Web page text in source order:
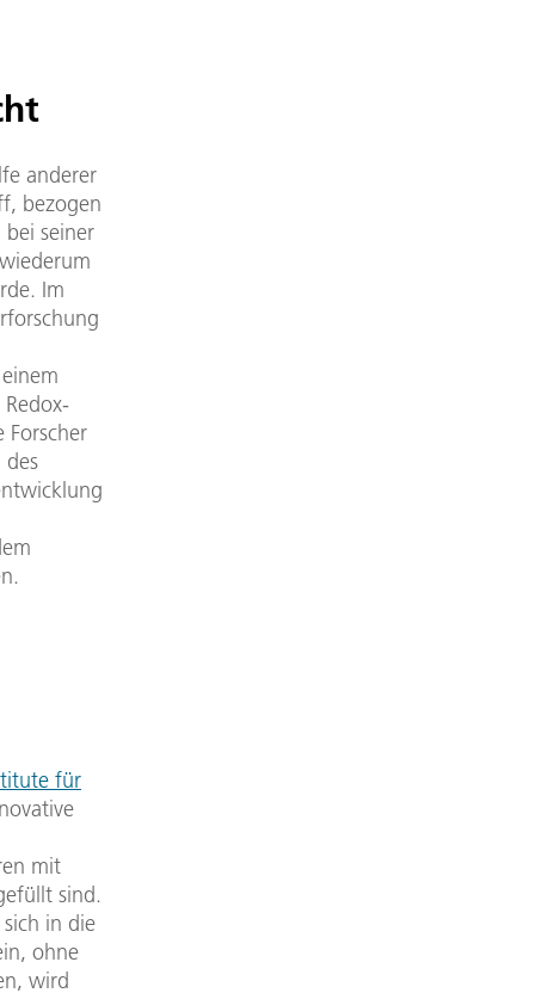
anderer
bezogen
seiner
Im
für
mit
sind.
in die
ohne
wird